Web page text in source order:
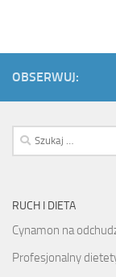
OBSERWUJ:
Szukaj:
RUCH I DIETA
Cynamon na
Profesjonalny